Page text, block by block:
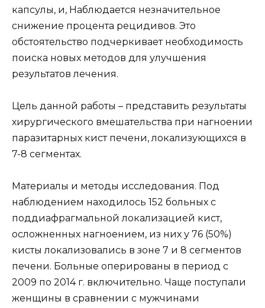
капсулы, и, Наблюдается незначительное
снижение процента рецидивов. Это
обстоятельство подчеркивает необходимость
поиска новых методов для улучшения
результатов лечения.
Цель данной работы – представить результаты
хирургического вмешательства при нагноении
паразитарных кист печени, локализующихся в
7-8 сегментах.
Материалы и методы исследования. Под
наблюдением находилось 152 больных с
поддиафрагмальной локализацией кист,
осложненных нагноением, из них у 76 (50%)
кисты локализовались в зоне 7 и 8 сегментов
печени. Больные оперированы в период с
2009 по 2014 г. включительно. Чаще поступали
женщины в сравнении с мужчинами